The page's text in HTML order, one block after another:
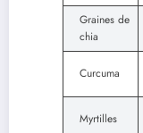
Graines de
chia
Curcuma
Myrtilles